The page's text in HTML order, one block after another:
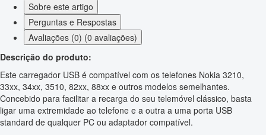
Sobre este artigo
Perguntas e Respostas
Avaliações (0) (0 avaliações)
Descrição do produto:
Este carregador USB é compatível com os telefones Nokia 3210,
33xx, 34xx, 3510, 82xx, 88xx e outros modelos semelhantes.
Concebido para facilitar a recarga do seu telemóvel clássico, basta
ligar uma extremidade ao telefone e a outra a uma porta USB
standard de qualquer PC ou adaptador compatível.